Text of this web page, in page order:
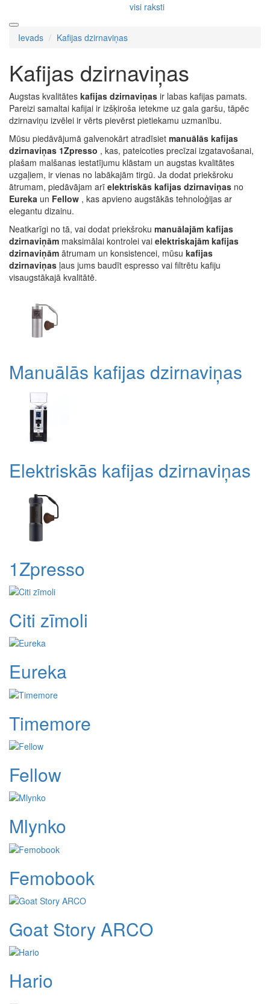
visi raksti
Ievads Kafijas dzirnaviņas
Kafijas dzirnaviņas
Augstas kvalitātes kafijas dzirnaviņas ir labas kafijas pamats.
Pareizi samaltai kafijai ir izšķiroša ietekme uz gala garšu, tāpēc
dzirnaviņu izvēlei ir vērts pievērst pietiekamu uzmanību.
Mūsu piedāvājumā galvenokārt atradīsiet manuālās kafijas
dzirnaviņas 1Zpresso , kas, pateicoties precīzai izgatavošanai,
plašam malšanas iestatījumu klāstam un augstas kvalitātes
uzgaļiem, ir vienas no labākajām tirgū. Ja dodat priekšroku
ātrumam, piedāvājam arī elektriskās kafijas dzirnaviņas no
Eureka un Fellow , kas apvieno augstākās tehnoloģijas ar
elegantu dizainu.
Neatkarīgi no tā, vai dodat priekšroku manuālajām kafijas
dzirnaviņām maksimālai kontrolei vai elektriskajām kafijas
dzirnaviņām ātrumam un konsistencei, mūsu kafijas
dzirnaviņas ļaus jums baudīt espresso vai filtrētu kafiju
visaugstākajā kvalitātē.
Manuālās kafijas dzirnaviņas
Elektriskās kafijas dzirnaviņas
1Zpresso
Citi zīmoli
Eureka
Timemore
Fellow
Mlynko
Femobook
Goat Story ARCO
Hario